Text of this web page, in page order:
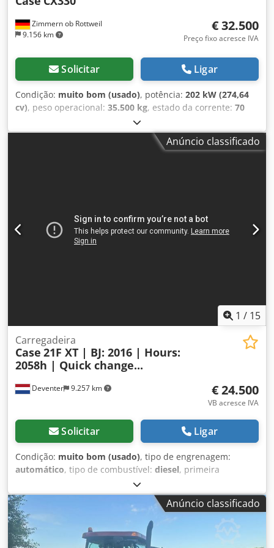
Zimmern ob Rottweil
9.156 km
€ 32.500
Preço fixo acresce IVA
Solicitar Ligar
Condição: muito bom (usado), potência: 202 kW (274,64
cv), peso operacional: 35.500 kg, estado da corrente: 70
, Ano de fabrico:
funcionamento:9.139 h, Equipamento:ar condicionado,
CASE CX330 Ano de fabricação: 2006 Horas de operação:
Conjunto de esteiras com aproximadamente 70% de vida
útil restante Placas de base com 600 mm de largura Motor
Isuzu com 202 kW Certificação CE Chjdpfszp Rm Rjx Ag Sja
Anúncio classificado
1 / 15
Deventer 9.257 km
Carregadeira
Case 21F XT | BJ: 2016 | Hours:
2058h | Quick change...
€ 24.500
VB acresce IVA
Solicitar Ligar
Condição: muito bom (usado), tipo de engrenagem:
automático, tipo de combustível: diesel, primeira
, Ano de fabrico:
funcionamento:2.058 h, Equipamento:cabina, = Outras
opções e acessórios = - Cabine fechada - Rádio/Leitor de
CD = Notas = Retroescavadora de esteiras CASE 21F XT,
fabricada em 2016, com apenas 2.058 horas de operação.
Anúncio classificado